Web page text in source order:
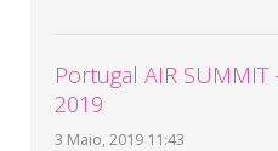
Portugal AIR SUMMIT
2019
3 Maio, 2019 11:43